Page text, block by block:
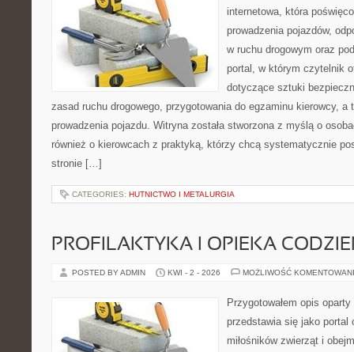
internetowa, która
prowadzenia pojazdów,
w ruchu drogowym oraz
portal, w którym czytelnik
dotyczące sztuki
zasad ruchu drogowego, przygotowania do egzaminu kierowcy, a
prowadzenia pojazdu. Witryna została stworzona z myślą o
również o kierowcach z praktyką, którzy chcą systematycznie
stronie […]
CATEGORIES: HUTNICTWO I METALURGIA
PROFILAKTYKA I OPIEKA
POSTED BY ADMIN KWI - 2 - 2026 MOŻLIWOŚĆ
Przygotowałem opis
przedstawia się jako portal
miłośników zwierząt i